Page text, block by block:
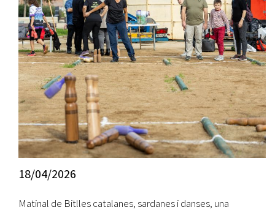
18/04/2026
Matinal de Bitlles catalanes, sardanes i danses, una